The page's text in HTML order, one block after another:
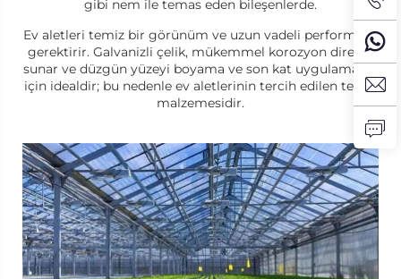
gibi nem ile temas eden bileşenlerde.
Ev aletleri temiz bir görünüm ve uzun vadeli performans
gerektirir. Galvanizli çelik, mükemmel korozyon direnci
sunar ve düzgün yüzeyi boyama ve son kat uygulamaları
için idealdir; bu nedenle ev aletlerinin tercih edilen temel
malzemesidir.